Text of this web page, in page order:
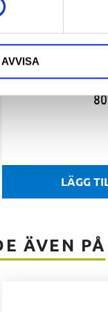
AVVISA
i favoriter
80
ÄVEN PÅ